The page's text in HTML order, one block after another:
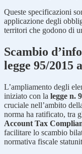
Queste specificazioni
applicazione degli
territori che godono di
Scambio
legge 95/2015
L’ampliamento degli
iniziato con la legge n.
cruciale nell’ambito
norma ha ratificato, tra
Account Tax
facilitare lo scambio
normativa fiscale